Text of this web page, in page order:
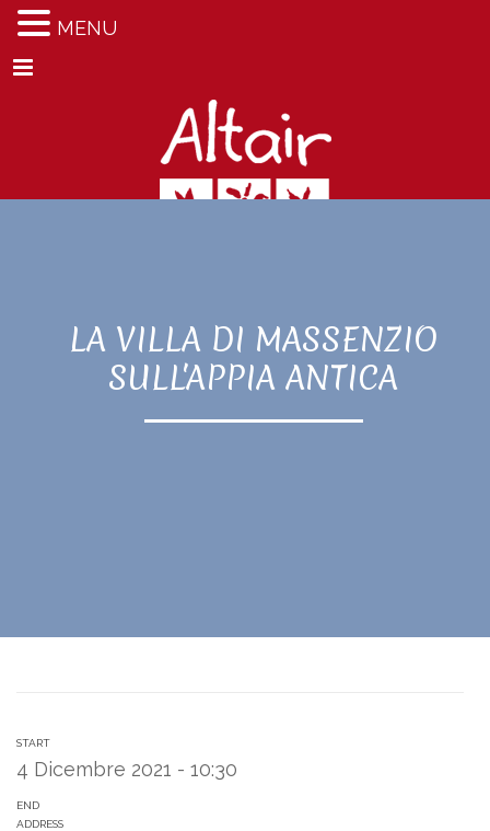
Menu
LA VILLA DI MASSENZIO
SULL'APPIA ANTICA
START
4 Dicembre 2021 - 10:30
END
ADDRESS
MENU